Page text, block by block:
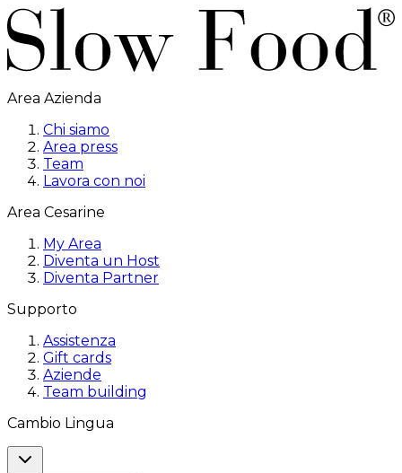
Area Azienda
Chi siamo
Area press
Team
Lavora con noi
Area Cesarine
My Area
Diventa un Host
Diventa Partner
Supporto
Assistenza
Gift cards
Aziende
Team building
Cambio Lingua